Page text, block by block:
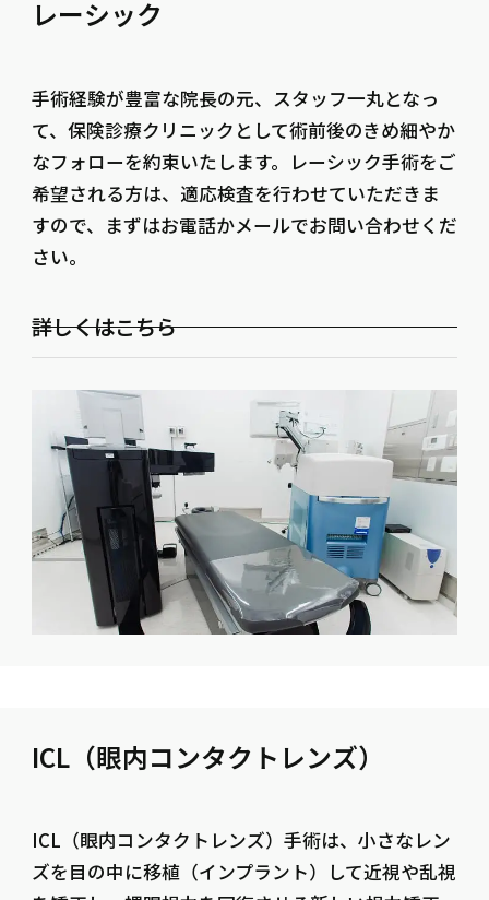
レーシック
手術経験が豊富な院長の元、スタッフ一丸となっ
て、保険診療クリニックとして術前後のきめ細やか
なフォローを約束いたします。レーシック手術をご
希望される方は、適応検査を行わせていただきま
すので、まずはお電話かメールでお問い合わせくだ
さい。
詳しくはこちら
ICL（眼内コンタクトレンズ）
ICL（眼内コンタクトレンズ）手術は、小さなレン
ズを目の中に移植（インプラント）して近視や乱視